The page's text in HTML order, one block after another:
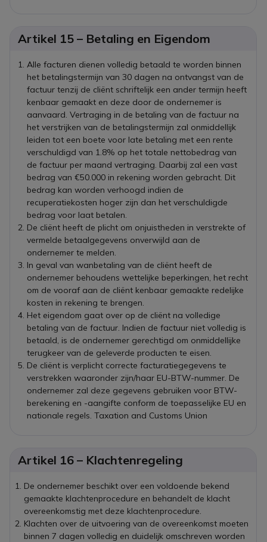
Artikel 15 – Betaling en Eigendom
Alle facturen dienen volledig betaald te worden binnen
het betalingstermijn van 30 dagen na ontvangst van de
factuur tenzij de cliënt schriftelijk een ander termijn heeft
kenbaar gemaakt en deze door de ondernemer is
aanvaard. Vertraging in de betaling van de factuur na
het verstrijken van de betalingstermijn zal onmiddellijk
leiden tot een boete voor late betaling met een rente
verschuldigd van 1.8% op het totale nettobedrag van
de factuur per maand vertraging. Daarbij zal een vast
bedrag van €50.000 in rekening worden gebracht. Dit
bedrag kan worden verhoogd indien de
recuperatiekosten hoger zijn dan het verschuldigde
bedrag voor laat betalen.
De cliënt heeft de plicht om onjuistheden in verstrekte of
vermelde betaalgegevens onverwijld aan de
ondernemer te melden.
In geval van wanbetaling van de cliënt heeft de
ondernemer behoudens wettelijke beperkingen, het recht
om de vooraf aan de cliënt kenbaar gemaakte redelijke
kosten in rekening te brengen.
Het eigendom gaat over op de cliënt na volledige
betaling van de factuur. Indien de factuur niet volledig is
betaald, is de ondernemer gerechtigd om onmiddellijke
terugkeer van de geleverde producten te eisen.
De cliënt is verplicht correcte facturatiegegevens te
verstrekken waaronder zijn/haar EU-BTW-nummer. De
ondernemer zal deze gegevens gebruiken voor BTW-
berekening en -aangifte conform de toepasselijke EU en
nationale regels. Taxation and Customs Union
Artikel 16 – Klachtenregeling
De ondernemer beschikt over een voldoende bekend
gemaakte klachtenprocedure en behandelt de klacht
overeenkomstig met deze klachtenprocedure.
Klachten over de uitvoering van de overeenkomst moeten
binnen 7 dagen volledig en duidelijk omschreven worden